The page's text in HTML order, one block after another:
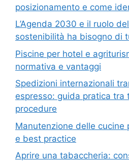
posizionamento e come
L’Agenda 2030 e il ruolo
sostenibilità ha bisogno di
Piscine per hotel e
normativa e vantaggi
Spedizioni internazionali
espresso: guida pratica tra
procedure
Manutenzione delle cucine
e best practice
Aprire una tabaccheria: